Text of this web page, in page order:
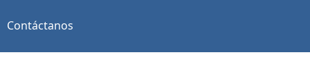
Contáctanos